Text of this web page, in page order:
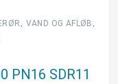
, VAND OG AFLØB ,
PN16 SDR11